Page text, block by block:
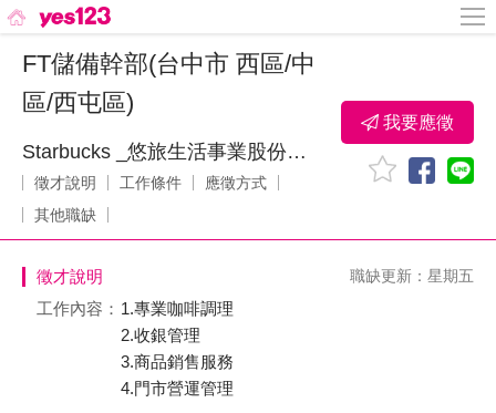
FT儲備幹部(台中市 西區/中
區/西屯區)
Starbucks _悠旅生活事業股份有限公司
徵才說明 工作條件
應徵方式
其他職缺
我要應徵
徵才說明 職缺更新：星期五
工作內容： 1.專業咖啡調理
2.收銀管理
3.商品銷售服務
4.門市營運管理